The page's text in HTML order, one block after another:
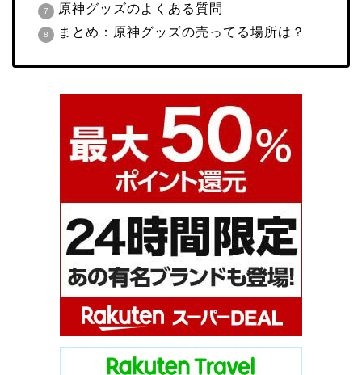
原神グッズのよくある質問
まとめ：原神グッズの売ってる場所は？